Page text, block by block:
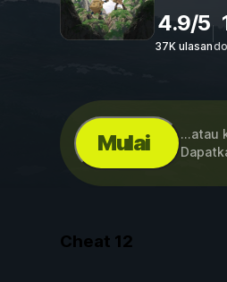
4.9/5
37K ulasan
Mulai ...atau
Cheat 12